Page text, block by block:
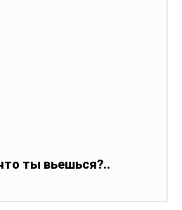
ты вьешься?..